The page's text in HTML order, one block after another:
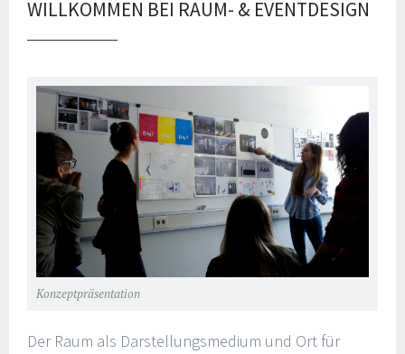
WILLKOMMEN BEI RAUM- & EVENTDESIGN
Konzeptpräsentation
Der Raum als Darstellungsmedium und Ort für